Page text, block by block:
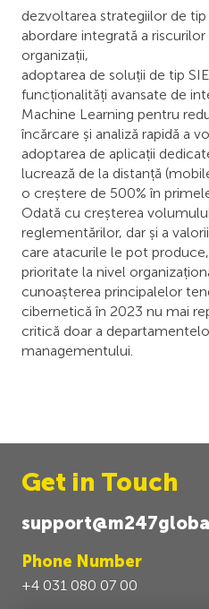
dezvoltarea strategiilor de tip
abordare integrată a
organizații,
adoptarea de soluții de tip
funcționalități avansate de
Machine Learning pentru
încărcare și analiză rapidă a
adoptarea de aplicații
lucrează de la distanță
o creștere de 500% în
Odată cu creșterea
reglementărilor, dar și a
care atacurile le pot
prioritate la nivel
cunoașterea principalelor
cibernetică în 2023 nu mai
critică doar a
managementului.
Get in Touch
Phone Number
+4 031 080 07 00